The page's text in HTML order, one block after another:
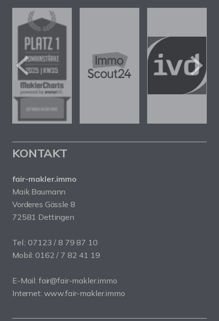
KONTAKT
fair-makler.immo
Maik Baumann
Vorderes Gässle 8
72581 Dettingen
Tel.: 07123 / 8 79 87 10
Mobil: 0162 / 7 82 41 19
E-Mail: fair@fair-makler.immo
Internet: www.fair-makler.immo